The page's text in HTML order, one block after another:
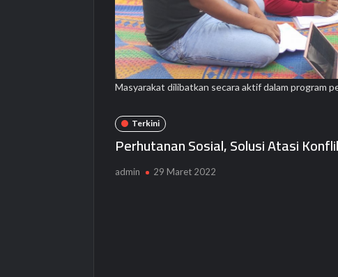
Masyarakat dilibatkan secara aktif dalam program
Terkini
Perhutanan Sosial, Solusi Atasi
admin 29 Maret 2022